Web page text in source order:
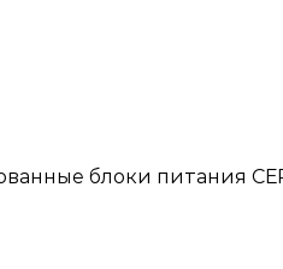
блоки питания